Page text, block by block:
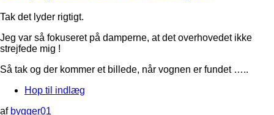
Tak det lyder rigtigt.
Jeg var så fokuseret på damperne, at det overhovedet ikke
strejfede mig !
Så tak og der kommer et billede, når vognen er fundet …..
Hop til indlæg
af bygger01